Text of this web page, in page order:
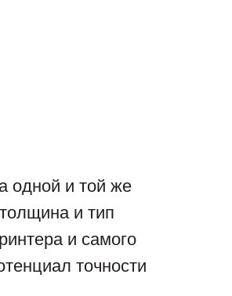
одной и той же
и тип
и самого
точности